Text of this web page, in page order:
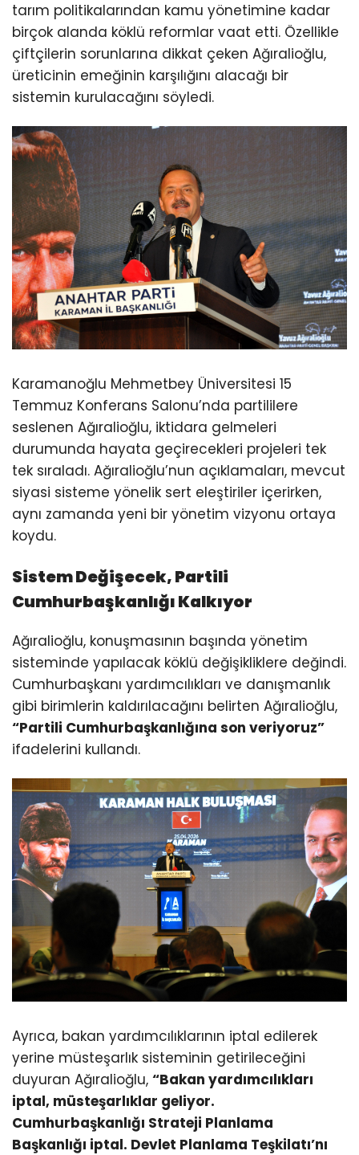
tarım politikalarından kamu yönetimine kadar
birçok alanda köklü reformlar vaat etti. Özellikle
çiftçilerin sorunlarına dikkat çeken Ağıralioğlu,
üreticinin emeğinin karşılığını alacağı bir
sistemin kurulacağını söyledi.
Karamanoğlu Mehmetbey Üniversitesi 15
Temmuz Konferans Salonu’nda partililere
seslenen Ağıralioğlu, iktidara gelmeleri
durumunda hayata geçirecekleri projeleri tek
tek sıraladı. Ağıralioğlu’nun açıklamaları, mevcut
siyasi sisteme yönelik sert eleştiriler içerirken,
aynı zamanda yeni bir yönetim vizyonu ortaya
koydu.
Sistem Değişecek, Partili
Cumhurbaşkanlığı Kalkıyor
Ağıralioğlu, konuşmasının başında yönetim
sisteminde yapılacak köklü değişikliklere değindi.
Cumhurbaşkanı yardımcılıkları ve danışmanlık
gibi birimlerin kaldırılacağını belirten Ağıralioğlu,
“Partili Cumhurbaşkanlığına son veriyoruz”
ifadelerini kullandı.
Ayrıca, bakan yardımcılıklarının iptal edilerek
yerine müsteşarlık sisteminin getirileceğini
duyuran Ağıralioğlu, “Bakan yardımcılıkları
iptal, müsteşarlıklar geliyor.
Cumhurbaşkanlığı Strateji Planlama
Başkanlığı iptal. Devlet Planlama Teşkilatı’nı